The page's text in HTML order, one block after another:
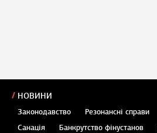
НОВИНИ
Законодавство Резонансні справи
Санація
Банкрутство фінустанов